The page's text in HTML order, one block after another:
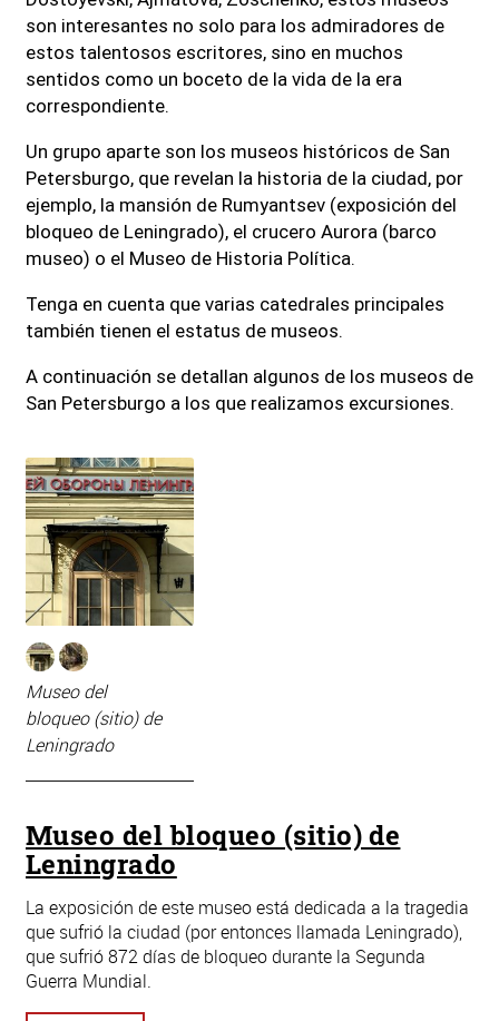
son interesantes no solo para los admiradores de
estos talentosos escritores, sino en muchos
sentidos como un boceto de la vida de la era
correspondiente.
Un grupo aparte son los museos históricos de San
Petersburgo, que revelan la historia de la ciudad, por
ejemplo, la mansión de Rumyantsev (exposición del
bloqueo de Leningrado), el crucero Aurora (barco
museo) o el Museo de Historia Política.
Tenga en cuenta que varias catedrales principales
también tienen el estatus de museos.
A continuación se detallan algunos de los museos de
San Petersburgo a los que realizamos excursiones.
Museo del
bloqueo (sitio) de
Leningrado
Museo del bloqueo (sitio) de
Leningrado
La exposición de este museo está dedicada a la tragedia
que sufrió la ciudad (por entonces llamada Leningrado),
que sufrió 872 días de bloqueo durante la Segunda
Guerra Mundial.